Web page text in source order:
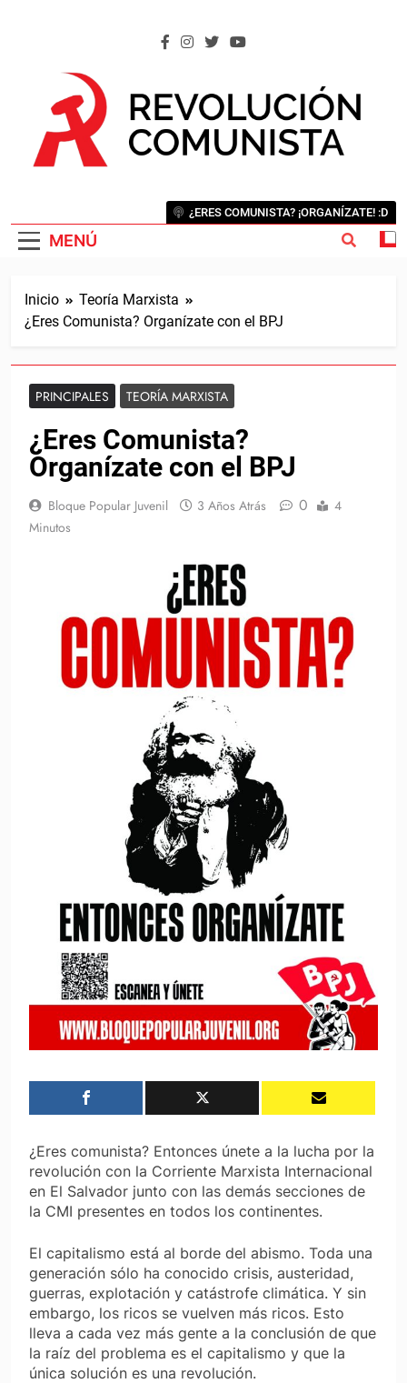
MENÚ
¿ERES COMUNISTA? ¡ORGANÍZATE! :D
Inicio
Teoría Marxista
¿Eres Comunista? Organízate con el BPJ
PRINCIPALES TEORÍA MARXISTA
¿Eres Comunista?
Organízate con el BPJ
Bloque Popular Juvenil 3 Años Atrás 0
4
Minutos
¿Eres comunista? Entonces únete a la lucha por la
revolución con la Corriente Marxista Internacional
en El Salvador junto con las demás secciones de
la CMI presentes en todos los continentes.
El capitalismo está al borde del abismo. Toda una
generación sólo ha conocido crisis, austeridad,
guerras, explotación y catástrofe climática. Y sin
embargo, los ricos se vuelven más ricos. Esto
lleva a cada vez más gente a la conclusión de que
la raíz del problema es el capitalismo y que la
única solución es una revolución.